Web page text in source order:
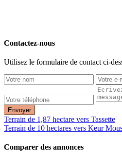
Contactez-nous
Utilisez le formulaire de contact ci-
Envoyer
Terrain de 1,87 hectare vers Tassette
Terrain de 10 hectares vers Keur
Comparer des annonces